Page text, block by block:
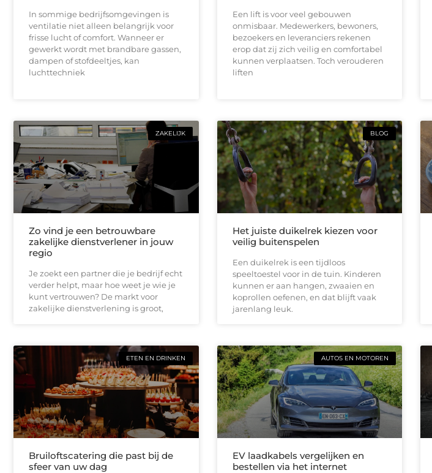
In sommige bedrijfsomgevingen is
ventilatie niet alleen belangrijk voor
frisse lucht of comfort. Wanneer er
gewerkt wordt met brandbare gassen,
dampen of stofdeeltjes, kan
luchttechniek
Een lift is voor veel gebouwen
onmisbaar. Medewerkers, bewoners,
bezoekers en leveranciers rekenen
erop dat zij zich veilig en comfortabel
kunnen verplaatsen. Toch verouderen
liften
ZAKELIJK
Zo vind je een betrouwbare
zakelijke dienstverlener in jouw
regio
Je zoekt een partner die je bedrijf echt
verder helpt, maar hoe weet je wie je
kunt vertrouwen? De markt voor
zakelijke dienstverlening is groot,
BLOG
Het juiste duikelrek kiezen voor
veilig buitenspelen
Een duikelrek is een tijdloos
speeltoestel voor in de tuin. Kinderen
kunnen er aan hangen, zwaaien en
koprollen oefenen, en dat blijft vaak
jarenlang leuk.
ETEN EN DRINKEN
Bruiloftscatering die past bij de
sfeer van uw dag
AUTOS EN MOTOREN
EV laadkabels vergelijken en
bestellen via het internet